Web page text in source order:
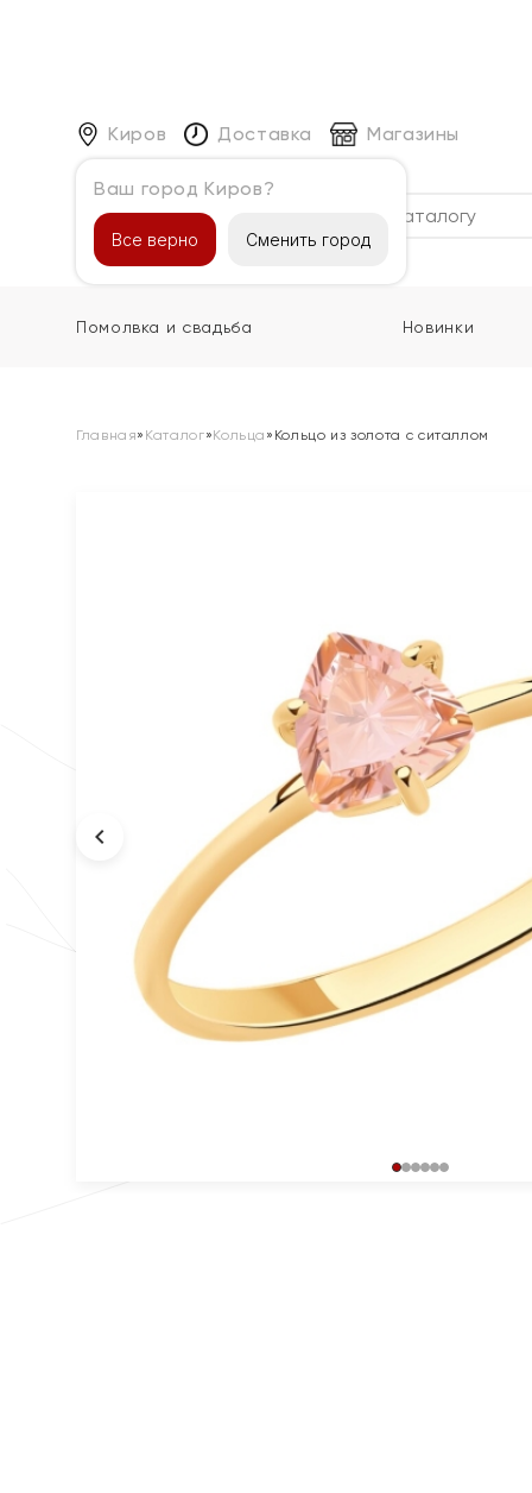
Киров
Ваш город Киров?
Все верно Сменить город
Доставка Магазины
Каталог
Помолвка и свадьба Новинки
Главная» Каталог»Кольца » Кольцо из золота с ситаллом